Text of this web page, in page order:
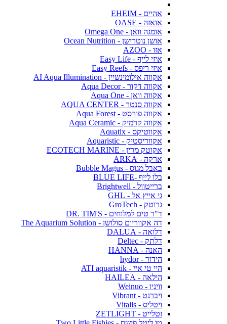
אהיים - EHEIM
אואזה - OASE
אומגה וואן - Omega One
אושן נוטרישן - Ocean Nutrition
אזו - AZOO
איזי לייף - Easy Life
איזי ריפס - Easy Reefs
אקווה אילומינשיין - AI Aqua Illumination
אקווה דקור - Aqua Decor
אקווה וואן - Aqua One
אקווה סנטר - AQUA CENTER
אקווה פורסט - Aqua Forest
אקווה קרמיק - Aqua Ceramic
אקווטיקס - Aquatix
אקווריסטיק - Aquaristic
אקוטק מרין - ECOTECH MARINE
ארקה - ARKA
באבל מגוס - Bubble Magus
בלו לייף -BLUE LIFE
ברייטוול - Brightwell
גי אייץ אל - GHL
גרוטק - GroTech
ד"ר טים למלוחים - DR. TIM'S
דה אקווריום סולושן - The Aquarium Solution
דלואה - DALUA
דלתק - Deltec
האנה - HANNA
הידור - hydor
היי טי איי - ATI aquaristik
הילאה - HAILEA
וויניו - Weinuo
ויברנט - Vibrant
ויטליס - Vitalis
זטלייט - ZETLIGHT